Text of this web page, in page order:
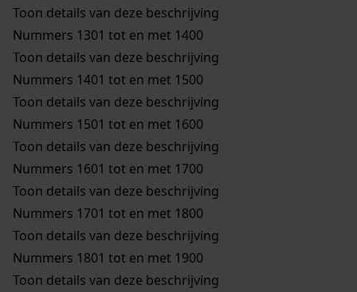
Toon details van deze beschrijving
Nummers 1301 tot en met 1400
Toon details van deze beschrijving
Nummers 1401 tot en met 1500
Toon details van deze beschrijving
Nummers 1501 tot en met 1600
Toon details van deze beschrijving
Nummers 1601 tot en met 1700
Toon details van deze beschrijving
Nummers 1701 tot en met 1800
Toon details van deze beschrijving
Nummers 1801 tot en met 1900
Toon details van deze beschrijving